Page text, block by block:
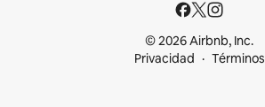
© 2026 Airbnb, Inc.
Privacidad
Términos